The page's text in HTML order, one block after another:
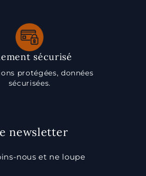
sécurisé
protégées, données
sécurisées.
newsletter
nous et ne loupe